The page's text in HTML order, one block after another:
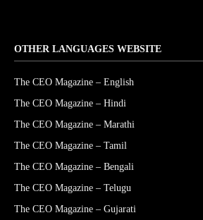
OTHER LANGUAGES WEBSITE
The CEO Magazine – English
The CEO Magazine – Hindi
The CEO Magazine – Marathi
The CEO Magazine – Tamil
The CEO Magazine – Bengali
The CEO Magazine – Telugu
The CEO Magazine – Gujarati